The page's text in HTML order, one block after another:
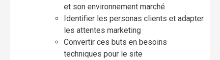
et son environnement marché
Identifier les personas clients et adapter
les attentes marketing
Convertir ces buts en besoins
techniques pour le site